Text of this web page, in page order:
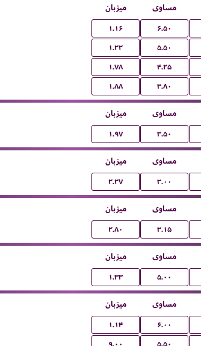
میزبان مساوی
۱.۱۶ ۶.۵۰
۱.۲۲ ۵.۵۰
۱.۷۸ ۴.۲۵
۱.۸۸ ۳.۸۰
میزبان مساوی
۱.۹۷ ۳.۵۰
میزبان مساوی
۲.۲۷ ۳.۰۰
میزبان مساوی
۲.۸۰ ۳.۱۵
میزبان مساوی
۱.۳۳ ۵.۰۰
میزبان مساوی
۱.۱۴ ۶.۰۰